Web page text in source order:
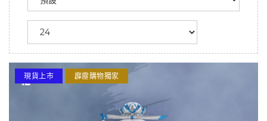
現貨上市 霹靂購物獨家